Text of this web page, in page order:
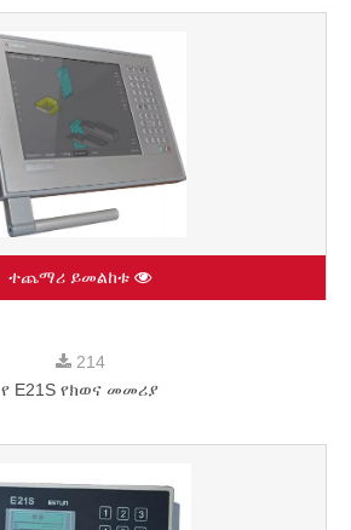
ተጨማሪ ይመልከቱ
214
የ E21S የክወና መመሪያ